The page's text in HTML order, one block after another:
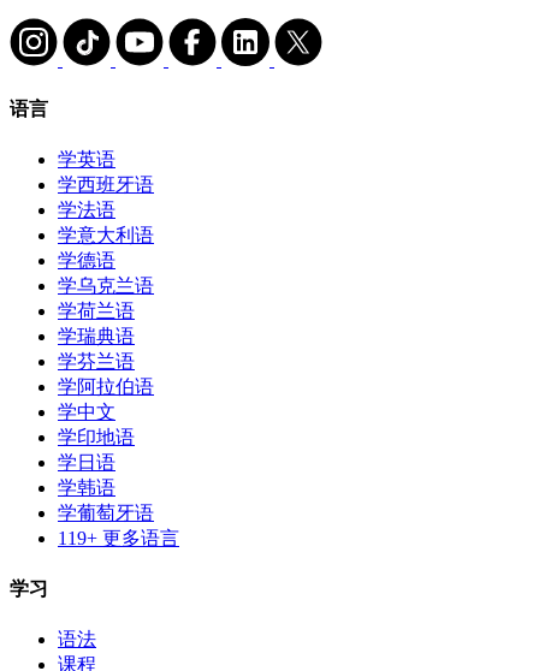
语言
学英语
学西班牙语
学法语
学意大利语
学德语
学乌克兰语
学荷兰语
学瑞典语
学芬兰语
学阿拉伯语
学中文
学印地语
学日语
学韩语
学葡萄牙语
119+ 更多语言
学习
语法
课程